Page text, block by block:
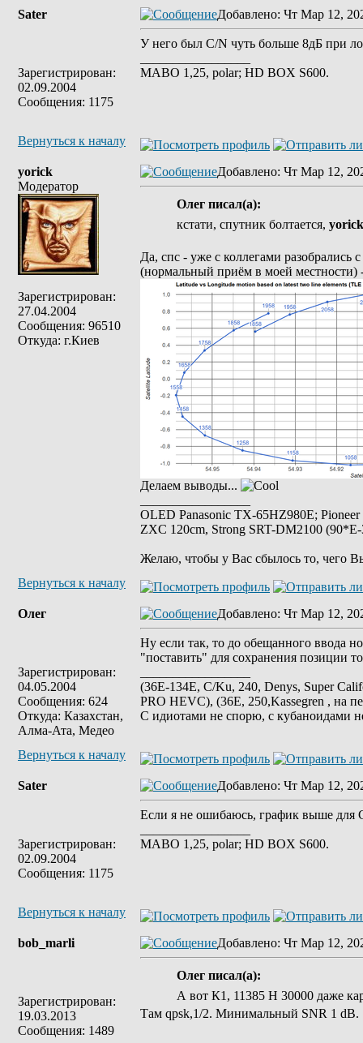
Sater
Зарегистрирован:
02.09.2004
Сообщения: 1175
Добавлено: Чт Мар 12,
У него был C/N чуть больше 8дБ при
MABO 1,25, polar; HD BOX S600.
Вернуться к началу
yorick
Модератор
Зарегистрирован:
27.04.2004
Сообщения: 96510
Откуда: г.Киев
Добавлено: Чт Мар 12,
Олег писал(а):
кстати, спутник болтается, yorick
Да, спс - уже с коллегами
(нормальный приём в моей местности)
Делаем выводы...
OLED Panasonic TX-65HZ980E;
ZXC 120cm, Strong SRT-DM2100
Желаю, чтобы у Вас сбылось то, чего
Вернуться к началу
Олег
Зарегистрирован:
04.05.2004
Сообщения: 624
Откуда: Казахстан,
Алма-Ата, Медео
Добавлено: Чт Мар 12,
Ну если так, то до обещанного ввода
"поставить" для сохранения позиции
(36E-134E, C/Ku, 240, Denys, Super
PRO HEVC), (36E, 250,Kassegren , на
С идиотами не спорю, с кубаноидами
Вернуться к началу
Sater
Зарегистрирован:
02.09.2004
Сообщения: 1175
Добавлено: Чт Мар 12,
Если я не ошибаюсь, график выше для
MABO 1,25, polar; HD BOX S600.
Вернуться к началу
bob_marli
Зарегистрирован:
19.03.2013
Сообщения: 1489
Добавлено: Чт Мар 12,
Олег писал(а):
А вот К1, 11385 Н 30000 даже
Там qpsk,1/2. Минимальный SNR 1 dB.